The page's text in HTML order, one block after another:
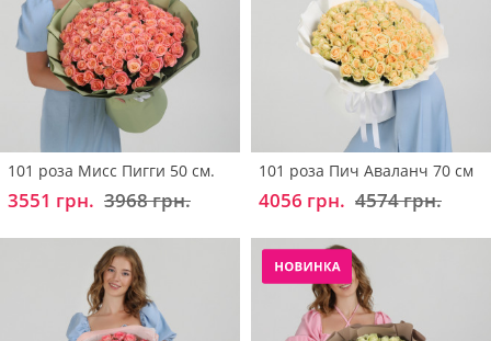
101 роза Мисс Пигги 50 см.
3551 грн. 3968 грн.
101 роза Пич Аваланч 70 см
4056 грн. 4574 грн.